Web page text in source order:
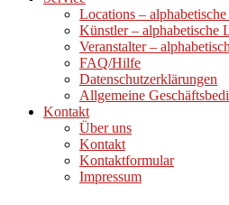
Locations –
Künstler – alphabetische
Veranstalter –
FAQ/Hilfe
Datenschutzerklärungen
Allgemeine
Kontakt
Über uns
Kontakt
Kontaktformular
Impressum